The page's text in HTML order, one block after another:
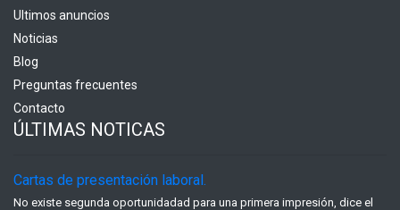
Ultimos anuncios
Noticias
Blog
Preguntas frecuentes
Contacto
ÚLTIMAS NOTICAS
Cartas de presentación laboral.
No existe segunda oportunidadad para una primera impresión, dice el